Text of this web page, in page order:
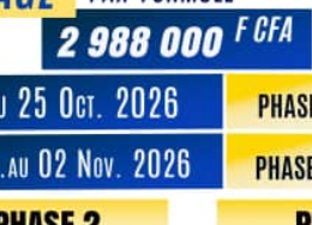
sino-ivoirienne :
officielle du siège du
d’affaires YUE AFRICA
(YABA) à Guangzhou
2026